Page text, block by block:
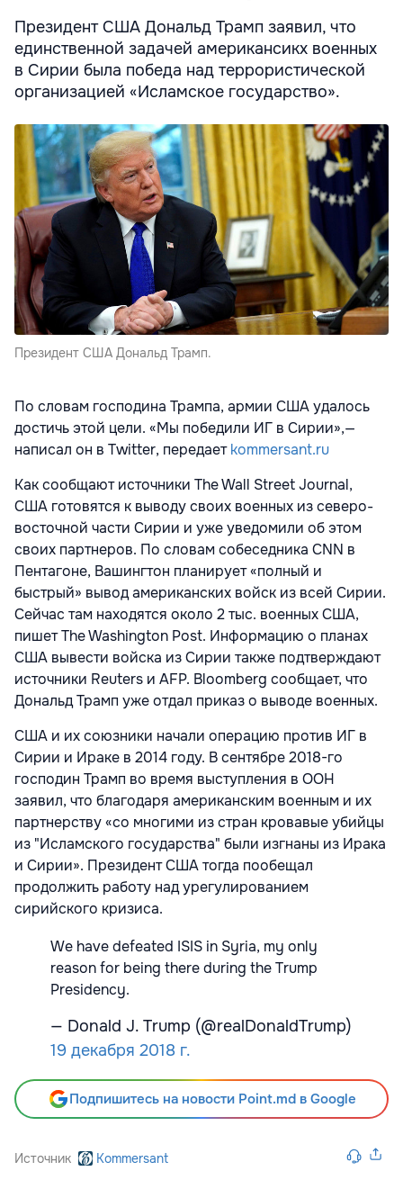
Президент США Дональд Трамп заявил, что
единственной задачей американсикх военных
в Сирии была победа над террористической
организацией «Исламское государство».
Президент США Дональд Трамп.
По словам господина Трампа, армии США удалось
достичь этой цели. «Мы победили ИГ в Сирии»,—
написал он в Twitter, передаетkommersant.ru
Как сообщают источники The Wall Street Journal,
США готовятся к выводу своих военных из северо-
восточной части Сирии и уже уведомили об этом
своих партнеров. По словам собеседника CNN в
Пентагоне, Вашингтон планирует «полный и
быстрый» вывод американских войск из всей Сирии.
Сейчас там находятся около 2 тыс. военных США,
пишет The Washington Post. Информацию о планах
США вывести войска из Сирии также подтверждают
источники Reuters и AFP. Bloomberg сообщает, что
Дональд Трамп уже отдал приказ о выводе военных.
США и их союзники начали операцию против ИГ в
Сирии и Ираке в 2014 году. В сентябре 2018-го
господин Трамп во время выступления в ООН
заявил, что благодаря американским военным и их
партнерству «со многими из стран кровавые убийцы
из "Исламского государства" были изгнаны из Ирака
и Сирии». Президент США тогда пообещал
продолжить работу над урегулированием
сирийского кризиса.
We have defeated ISIS in Syria, my only
reason for being there during the Trump
Presidency.
— Donald J. Trump (@realDonaldTrump)
19 декабря 2018 г.
Подпишитесь на новости Point.md в Google
Источник Kommersant